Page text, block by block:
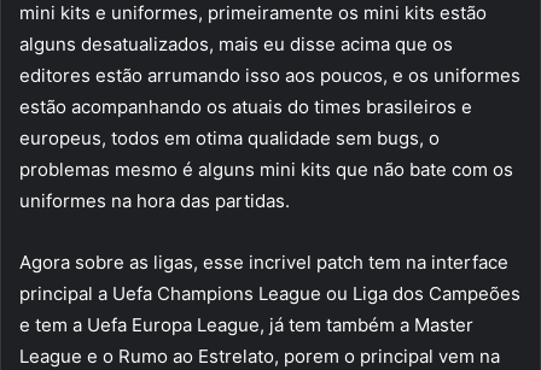
mini kits e uniformes, primeiramente os mini kits estão
alguns desatualizados, mais eu disse acima que os
editores estão arrumando isso aos poucos, e os uniformes
estão acompanhando os atuais do times brasileiros e
europeus, todos em otima qualidade sem bugs, o
problemas mesmo é alguns mini kits que não bate com os
uniformes na hora das partidas.
Agora sobre as ligas, esse incrivel patch tem na interface
principal a Uefa Champions League ou Liga dos Campeões
e tem a Uefa Europa League, já tem também a Master
League e o Rumo ao Estrelato, porem o principal vem na